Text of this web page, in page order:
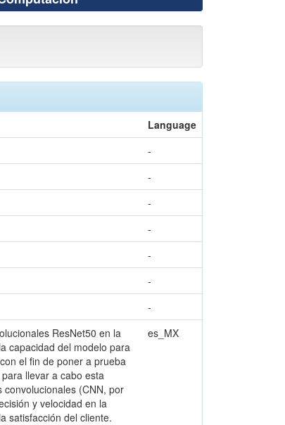
Language
-
-
-
-
-
-
-
ResNet50 en la
capacidad del modelo para
el fin de poner a prueba
llevar a cabo esta
(CNN, por
y velocidad en la
satisfacción del cliente.
es_MX